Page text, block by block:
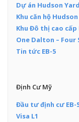
Dự án Hudson
Khu căn hộ
Khu Đô thị cao cấp
One Dalton – Four
Tin tức EB-5
Định Cư Mỹ
Đầu tư định cư EB-
Visa L1